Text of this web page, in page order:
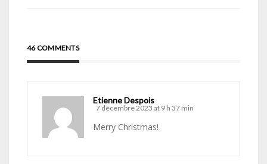
46 COMMENTS
Etienne Despois
7 décembre 2023 at 9 h 37 min
Merry Christmas!